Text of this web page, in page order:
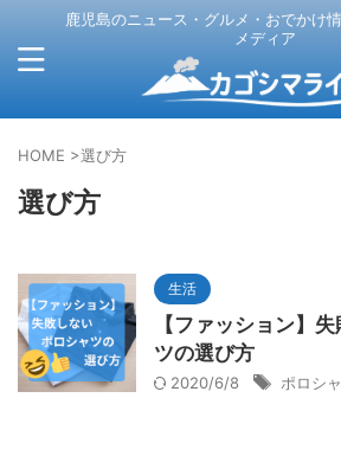
鹿児島のニュース・グルメ・おでかけ
メディア
HOME >選び方
選び方
生活
【ファッション】
ツの選び方
2020/6/8 ポロシ